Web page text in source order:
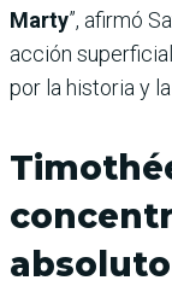
Marty”, afirmó
acción
por la historia y
absoluto